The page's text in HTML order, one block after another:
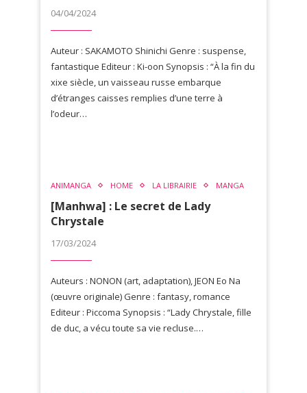
04/04/2024
Auteur : SAKAMOTO Shinichi Genre : suspense,
fantastique Editeur : Ki-oon Synopsis : “À la fin du
xixe siècle, un vaisseau russe embarque
d’étranges caisses remplies d’une terre à
l’odeur…
ANIMANGA HOME LA LIBRAIRIE MANGA
[Manhwa] : Le secret de Lady
Chrystale
17/03/2024
Auteurs : NONON (art, adaptation), JEON Eo Na
(œuvre originale) Genre : fantasy, romance
Editeur : Piccoma Synopsis : “Lady Chrystale, fille
de duc, a vécu toute sa vie recluse.…